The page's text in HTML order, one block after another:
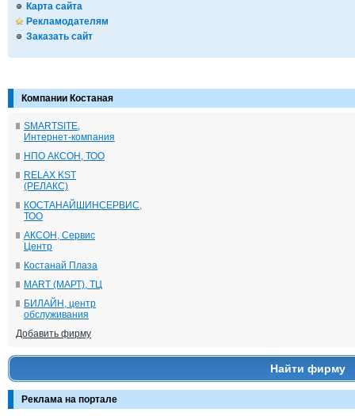
Карта сайта
Рекламодателям
Заказать сайт
Компании Костаная
SMARTSITE,
Интернет-компания
НПО АКСОН, ТОО
RELAX KST
(РЕЛАКС)
КОСТАНАЙШИНСЕРВИС,
ТОО
АКСОН, Сервис
Центр
Костанай Плаза
MART (МАРТ), ТЦ
БИЛАЙН, центр
обслуживания
Добавить фирму
Найти фирму
Реклама на портале